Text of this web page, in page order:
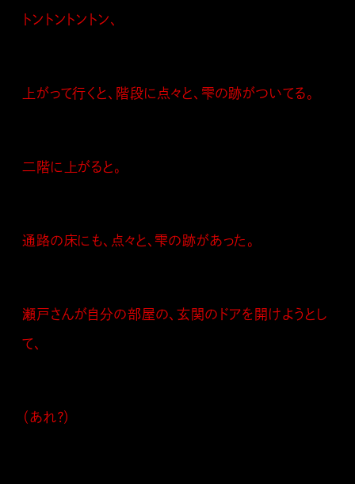
トントントントン、
上がって行くと、階段に点々と、雫の跡がついてる。
二階に上がると。
通路の床にも、点々と、雫の跡があった。
瀬戸さんが自分の部屋の、玄関のドアを開けようとし
て、
（あれ？）